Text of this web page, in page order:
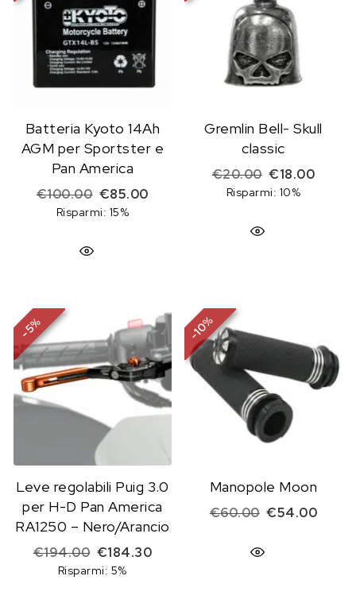
Batteria Kyoto 14Ah
AGM per Sportster e
Pan America
€100.00 Il prezzo originale era: €100.00.
€85.00Il prezzo attuale è: €85.00.
Risparmi: 15%
Gremlin Bell- Skull
classic
€20.00 Il prezzo
€18.00Il
Risparmi: 10%
-
5
%
Leve regolabili Puig 3.0
per H-D Pan America
RA1250 – Nero/Arancio
€194.00 Il prezzo originale era: €194.00.
€184.30Il prezzo attuale è: €184.30.
Risparmi: 5%
-
10
%
Manopole Moon
€60.00 Il prezzo
€54.00Il